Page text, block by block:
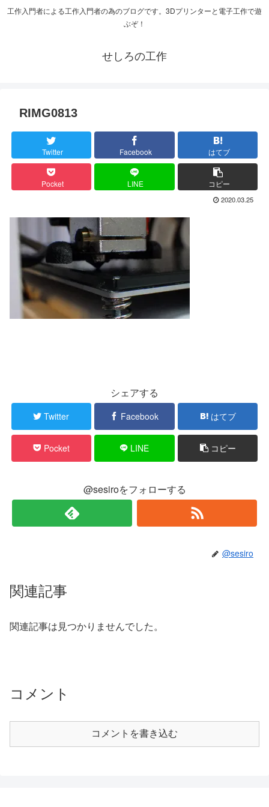
工作入門者による工作入門者の為のブログです。3Dプリンターと電子工作で遊
ぶぞ！
せしろの工作
RIMG0813
Twitter Facebook はてブ
Pocket LINE コピー
2020.03.25
シェアする
Twitter Facebook はてブ
Pocket LINE コピー
@sesiroをフォローする
@sesiro
関連記事
関連記事は見つかりませんでした。
コメント
コメントを書き込む